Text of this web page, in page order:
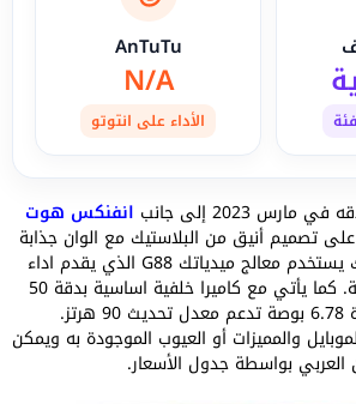
AnTuTu
N/A
الأداء على انتوتو
انفنكس هوت
تصميم أنيق من البلاستيك مع الوان جذابة
للغاية. بالإضافة إلى ذلك يستخدم معالج ميدياتك G88 الذي يقدم اداء
جيد في الفئة المتوسطة. كما يأتي مع كاميرا خلفية اساسية بدقة 50
ميجابكسل وشاشة كبيرة 6.78 بوصة تدعم معدل تحديث 90 هرتز.
والمميزات أو العيوب الموجودة به ويمكن
بواسطة جدول الأسعار.